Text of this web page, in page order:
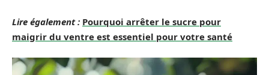
Lire également : Pourquoi arrêter le sucre pour
maigrir du ventre est essentiel pour votre santé